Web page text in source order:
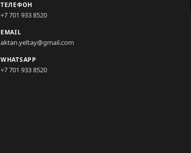
ТЕЛЕФОН
+7 701 933 8520
EMAIL
aktan.yeltay@gmail.com
WHATSAPP
+7 701 933 8520